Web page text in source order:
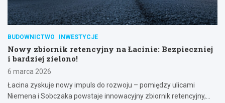
BUDOWNICTWO INWESTYCJE
Nowy zbiornik retencyjny na Łacinie: Bezpieczniej
i bardziej zielono!
6 marca 2026
Łacina zyskuje nowy impuls do rozwoju – pomiędzy ulicami
Niemena i Sobczaka powstaje innowacyjny zbiornik retencyjny,…